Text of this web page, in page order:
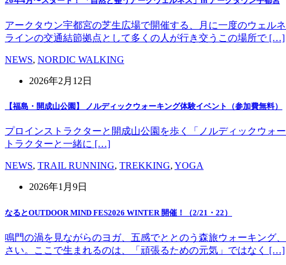
アークタウン宇都宮の芝生広場で開催する、月に一度のウェル
ラインの交通結節拠点として多くの人が行き交うこの場所で […]
NEWS, NORDIC WALKING
2026年2月12日
【福島・開成山公園】 ノルディックウォーキング体験イベント（参加費無料）
プロインストラクターと開成山公園を歩く「ノルディックウォ
トラクターと一緒に […]
NEWS, TRAIL RUNNING, TREKKING, YOGA
2026年1月9日
なるとOUTDOOR MIND FES2026 WINTER 開催！（2/21・22）
鳴門の渦を見ながらのヨガ、五感でととのう森旅ウォーキング
さい。ここで生まれるのは、「頑張るための元気」ではなく […]